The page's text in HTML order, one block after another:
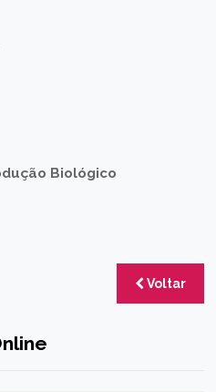
Biológico
Voltar